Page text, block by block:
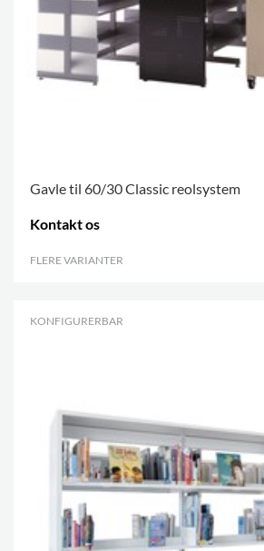
Gavle til 60/30 Classic reolsystem
Kontakt os
FLERE VARIANTER
KONFIGURERBAR